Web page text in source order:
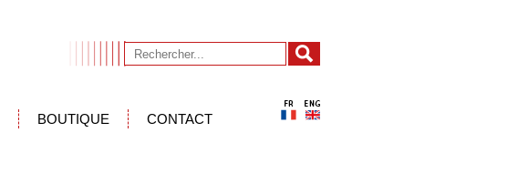
BOUTIQUE CONTACT